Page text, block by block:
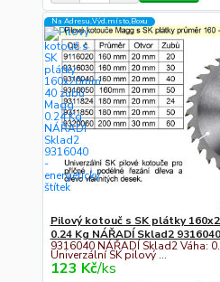
Na Adresu,Výd.místo,Boxu
Pilový kotouč s SK plátky
0.24 Kg NÁŘADÍ Sklad2 9316040
9316040 NÁŘADÍ Sklad2 Váha:
Univerzální SK pilový ...
123 Kč/ks